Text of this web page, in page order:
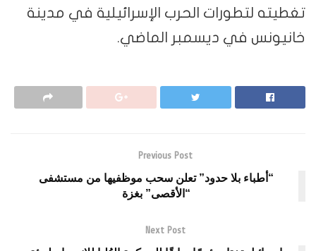
تغطيته لتطورات الحرب الإسرائيلية في مدينة
خانيونس في ديسمبر الماضي.
Previous Post
“أطباء بلا حدود” تعلن سحب موظفيها من مستشفى
“الأقصى” بغزة
Next Post